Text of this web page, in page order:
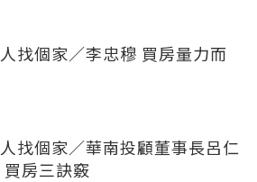
找個家／李忠穆 買房量力而
找個家／華南投顧董事長呂仁
買房三訣竅